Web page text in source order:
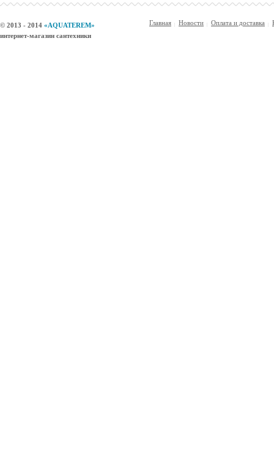
© 2013 - 2014 «AQUATEREM»
интернет-магазин сантехники
Главная Новости Оплата и доставка